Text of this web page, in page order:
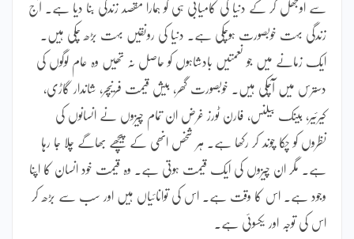
سے اوجھل کر کے دنیا کی کامیابی ہی کو ہمارا مقصد زندگی بنا دیا ہے۔ آج
زندگی بہت خوبصورت ہوچکی ہے۔ دنیا کی رونقیں بہت بڑھ چکی ہیں۔
ایک زمانے میں جو نعمتیں بادشاہوں کو حاصل نہ تھیں وہ عام لوگوں کی
دسترس میں آچکی ہیں۔ خوبصورت گھر، بیش قیمت فرنیچر، شاندار گاڑی،
کیرئیر، بینک بیلنس، فارن ٹورز غرض ان تمام چیزوں نے انسانوں کی
نظروں کو چکا چوند کر رکھا ہے۔ ہر شخص انھی کے پیچھے بھاگے چلا جا رہا
ہے۔ مگر ان چیزوں کی ایک قیمت ہوتی ہے۔ وہ قیمت خود انسان کا اپنا
وجود ہے۔ اس کا وقت ہے۔ اس کی توانائیاں ہیں اور سب سے بڑھ کر
اس کی توجہ اور یکسوئی ہے۔